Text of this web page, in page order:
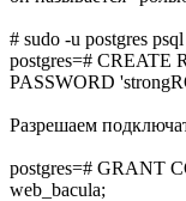
# sudo -u postgres psql
postgres=# CREATE
PASSWORD
Разрешаем
postgres=# GRANT
web_bacula;